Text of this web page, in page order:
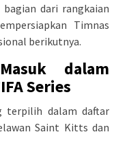
dari rangkaian
Timnas
berikutnya.
dalam
Series
terpilih dalam daftar
Saint Kitts dan